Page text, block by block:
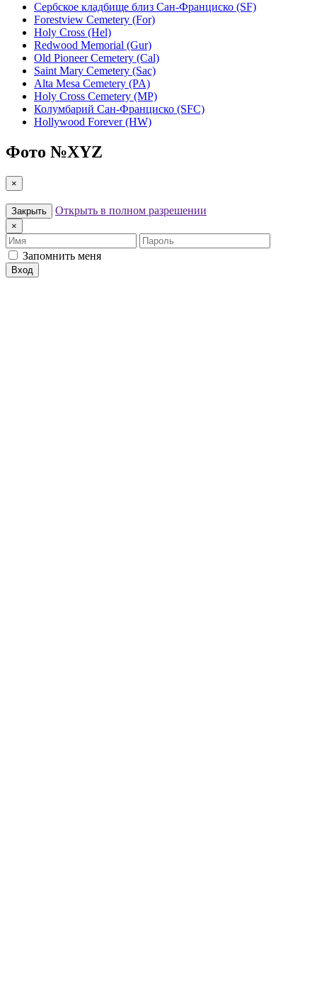
Сербское кладбище близ Сан-Франциско (SF)
Forestview Cemetery (For)
Holy Cross (Hel)
Redwood Memorial (Gur)
Old Pioneer Cemetery (Cal)
Saint Mary Cemetery (Sac)
Alta Mesa Cemetery (PA)
Holy Cross Cemetery (MP)
Колумбарий Сан-Франциско (SFC)
Hollywood Forever (HW)
Фото №XYZ
×
Закрыть Открыть в полном разрешении
×
Имя
Пароль
Запомнить меня
Вход